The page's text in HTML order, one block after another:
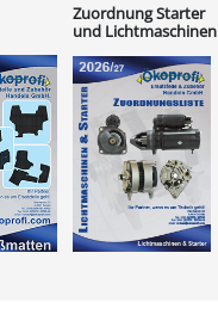
Zuordnung Starter
und Lichtmaschinen